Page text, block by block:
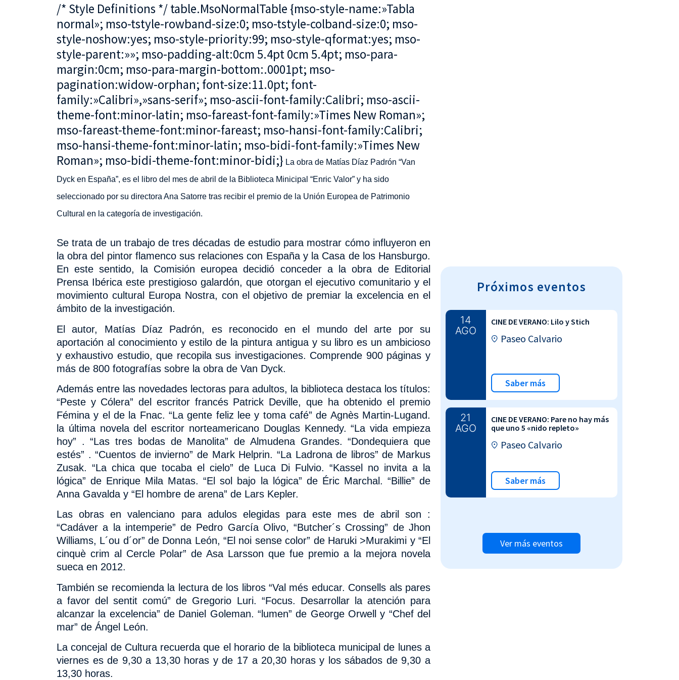
/* Style Definitions */ table.MsoNormalTable {mso-style-name:»Tabla
normal»; mso-tstyle-rowband-size:0; mso-tstyle-colband-size:0; mso-
style-noshow:yes; mso-style-priority:99; mso-style-qformat:yes; mso-
style-parent:»»; mso-padding-alt:0cm 5.4pt 0cm 5.4pt; mso-para-
margin:0cm; mso-para-margin-bottom:.0001pt; mso-
pagination:widow-orphan; font-size:11.0pt; font-
family:»Calibri»,»sans-serif»; mso-ascii-font-family:Calibri; mso-ascii-
theme-font:minor-latin; mso-fareast-font-family:»Times New Roman»;
mso-fareast-theme-font:minor-fareast; mso-hansi-font-family:Calibri;
mso-hansi-theme-font:minor-latin; mso-bidi-font-family:»Times New
Roman»; mso-bidi-theme-font:minor-bidi;} La obra de Matías Díaz Padrón “Van
Dyck en España”, es el libro del mes de abril de la Biblioteca Minicipal “Enric Valor” y ha sido
seleccionado por su directora Ana Satorre tras recibir el premio de la Unión Europea de Patrimonio
Cultural en la categoría de investigación.
Se trata de un trabajo de tres décadas de estudio para mostrar cómo influyeron en
la obra del pintor flamenco sus relaciones con España y la Casa de los Hansburgo.
En este sentido, la Comisión europea decidió conceder a la obra de Editorial
Prensa Ibérica este prestigioso galardón, que otorgan el ejecutivo comunitario y el
movimiento cultural Europa Nostra, con el objetivo de premiar la excelencia en el
ámbito de la investigación.
El autor, Matías Díaz Padrón, es reconocido en el mundo del arte por su
aportación al conocimiento y estilo de la pintura antigua y su libro es un ambicioso
y exhaustivo estudio, que recopila sus investigaciones. Comprende 900 páginas y
más de 800 fotografías sobre la obra de Van Dyck.
Además entre las novedades lectoras para adultos, la biblioteca destaca los títulos:
“Peste y Cólera” del
escritor francés Patrick Deville, que ha obtenido el premio
Fémina y el de la Fnac. “La gente feliz lee y toma café” de Agnès Martin-Lugand.
la última novela del escritor norteamericano Douglas Kennedy. “La vida empieza
hoy” . “Las tres bodas de Manolita” de Almudena Grandes. “Dondequiera que
estés” . “Cuentos de invierno” de Mark Helprin. “La Ladrona de libros” de Markus
Zusak. “La chica que tocaba el cielo” de Luca Di Fulvio.“Kassel no invita a la
lógica” de Enrique Mila Matas. “El sol bajo la lógica” de Éric Marchal. “Billie” de
Anna Gavalda y “El hombre de arena” de Lars Kepler.
Las obras en valenciano para adulos elegidas para este mes de abril son :
“Cadáver a la intemperie” de Pedro García Olivo, “Butcher´s Crossing” de Jhon
Williams, L´ou d´or” de Donna León, “El noi sense color” de Haruki >Murakimi y “El
cinquè crim al Cercle Polar” de Asa Larsson que fue premio a la mejora novela
sueca en 2012.
También se recomienda la lectura de los libros “Val més educar. Consells als pares
a favor del sentit comú” de Gregorio Luri. “Focus. Desarrollar la atención para
alcanzar la excelencia” de Daniel Goleman. “lumen” de George Orwell y “Chef del
mar” de Ángel León.
La concejal de Cultura recuerda que el horario de la biblioteca municipal de lunes a
viernes es de 9,30 a 13,30 horas y de 17 a 20,30 horas y los sábados de 9,30 a
13,30 horas.
Próximos eventos
14
AGO
CINE DE VERANO: Lilo y Stich
Paseo Calvario
Saber más
21
AGO
CINE DE VERANO: Pare no hay más
que uno 5 «nido repleto»
Paseo Calvario
Saber más
Ver más eventos